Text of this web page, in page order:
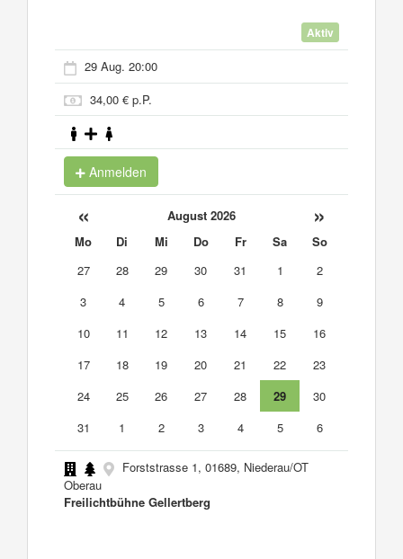
Aktiv
29 Aug. 20:00
34,00 € p.P.
Anmelden
« August 2026 »
Mo Di Mi Do Fr Sa
So
27
28 29 30 31 1
2
3
4 5 6 7 8
9
10
11 12 13 14 15
16
17
18 19 20 21 22
23
24
25 26 27 28 29
30
31
1 2 3 4 5 6
Forststrasse 1, 01689, Niederau/OT
Oberau
Freilichtbühne Gellertberg